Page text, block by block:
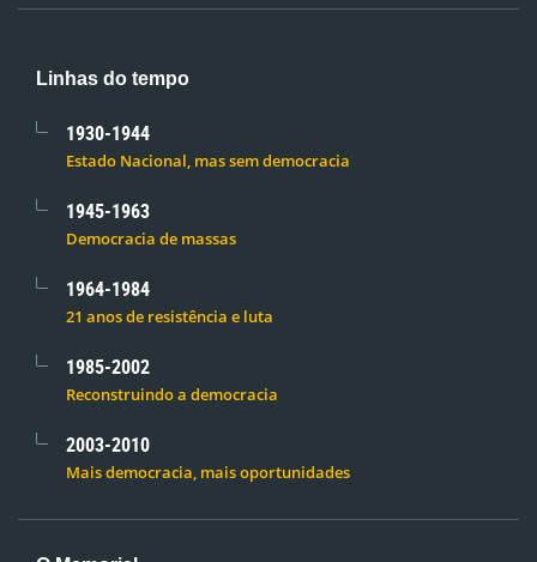
Linhas do tempo
1930-1944
Estado Nacional, mas sem democracia
1945-1963
Democracia de massas
1964-1984
21 anos de resistência e luta
1985-2002
Reconstruindo a democracia
2003-2010
Mais democracia, mais oportunidades